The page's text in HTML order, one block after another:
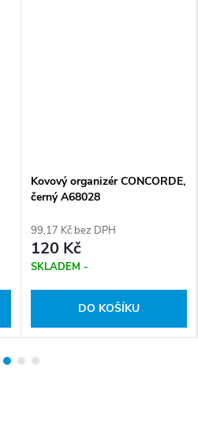
Kovový organizér CONCORDE,
černý A68028
99,17 Kč bez DPH
120 Kč
SKLADEM -
DO KOŠÍKU